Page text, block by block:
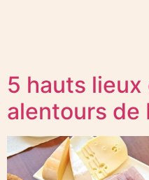
5 hauts
alentours de